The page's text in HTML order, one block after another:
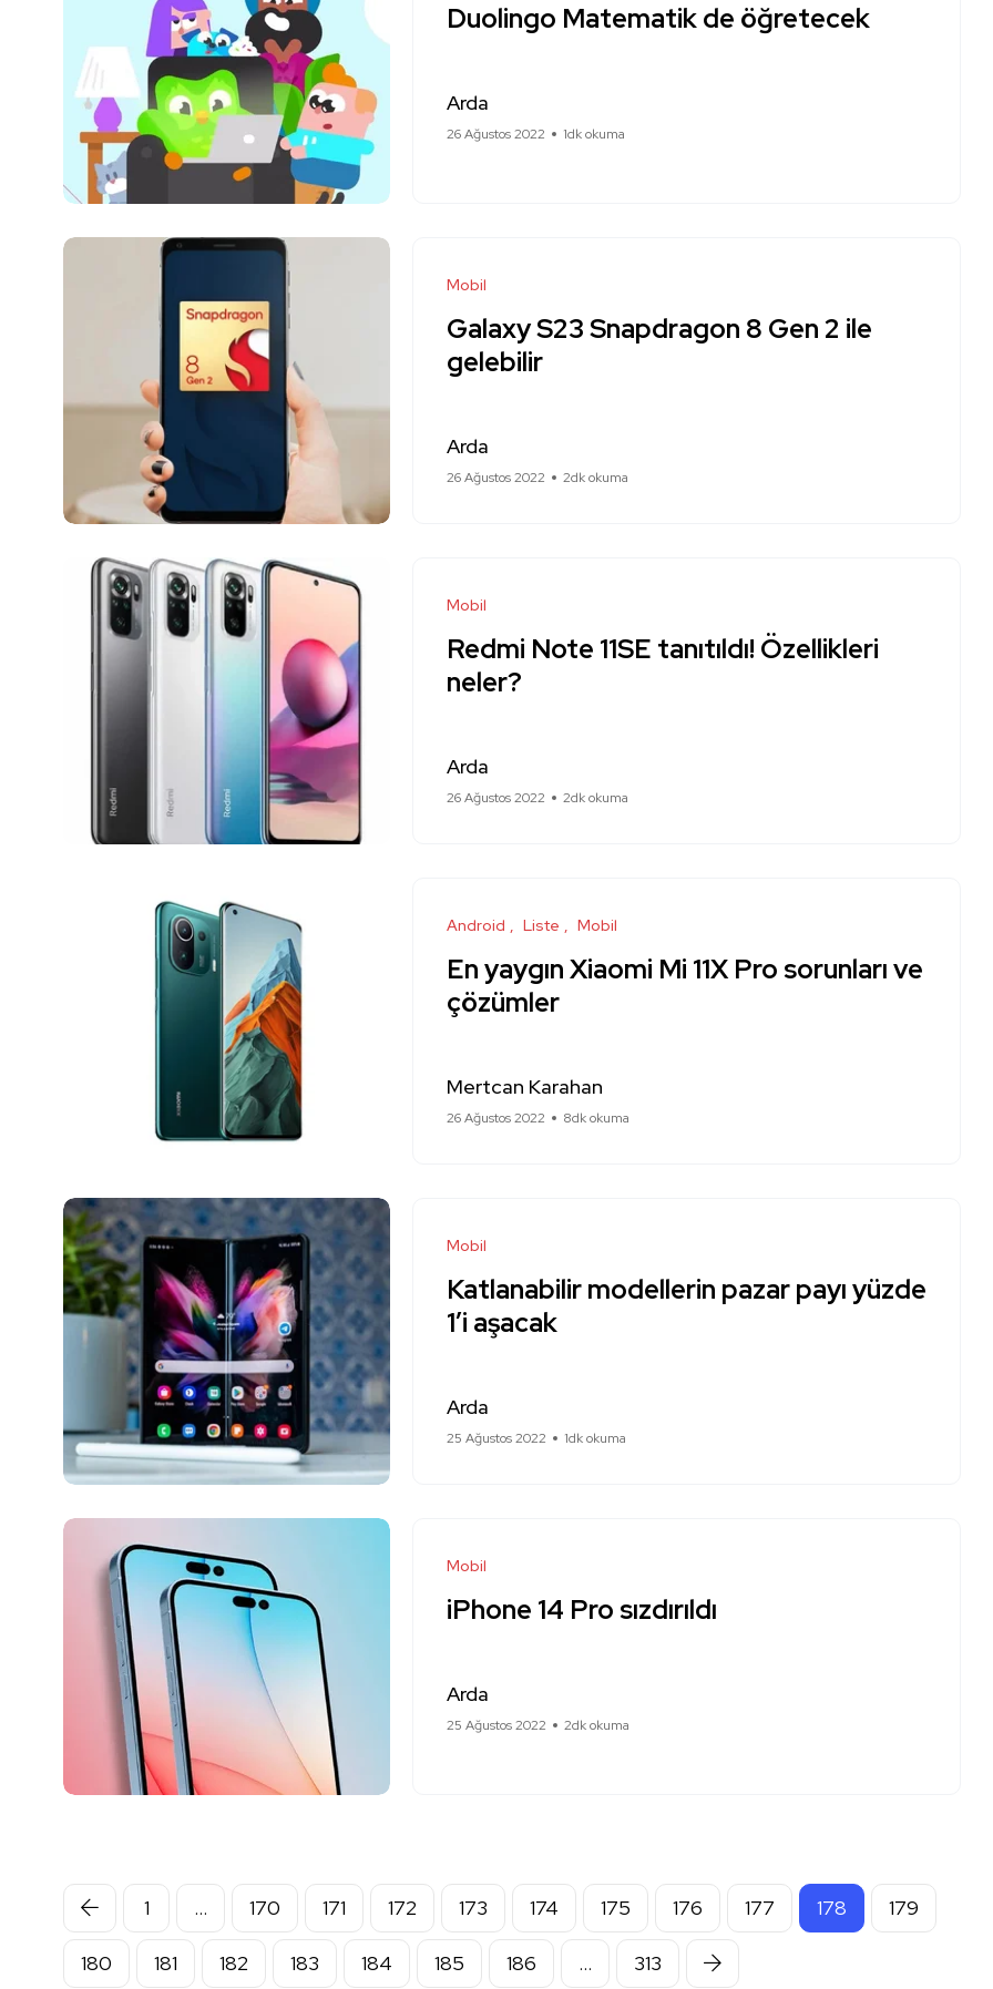
Duolingo Matematik de öğretecek
Arda
26 Ağustos 2022 1dk okuma
Mobil
Galaxy S23 Snapdragon 8 Gen 2 ile
gelebilir
Arda
26 Ağustos 2022 2dk okuma
Mobil
Redmi Note 11SE tanıtıldı! Özellikleri
neler?
Arda
26 Ağustos 2022 2dk okuma
Android Liste Mobil
En yaygın Xiaomi Mi 11X Pro sorunları ve
çözümler
Mertcan Karahan
26 Ağustos 2022 8dk okuma
Mobil
Katlanabilir modellerin pazar payı yüzde
1’i aşacak
Arda
25 Ağustos 2022 1dk okuma
Mobil
iPhone 14 Pro sızdırıldı
Arda
25 Ağustos 2022 2dk okuma
1 … 170 171 172 173 174 175 176 177 178 179
180 181 182 183 184 185 186 … 313